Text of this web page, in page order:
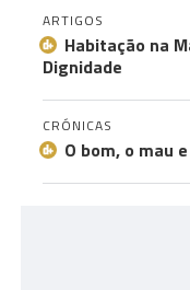
ARTIGOS
Habitação na
Dignidade
CRÓNICAS
O bom, o mau